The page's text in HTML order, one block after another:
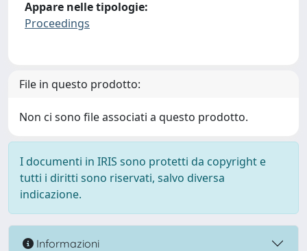
Appare nelle tipologie:
Proceedings
File in questo prodotto:
Non ci sono file associati a questo prodotto.
I documenti in IRIS sono protetti da copyright e
tutti i diritti sono riservati, salvo diversa
indicazione.
Informazioni